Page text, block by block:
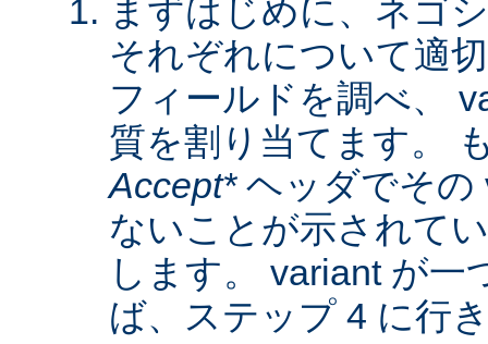
まずはじめに、ネゴ
それぞれについて適
フィールドを調べ、
質を割り当てます。
Accept*ヘッダでその
ないことが示されて
します。 variant が
ば、ステップ 4 に行